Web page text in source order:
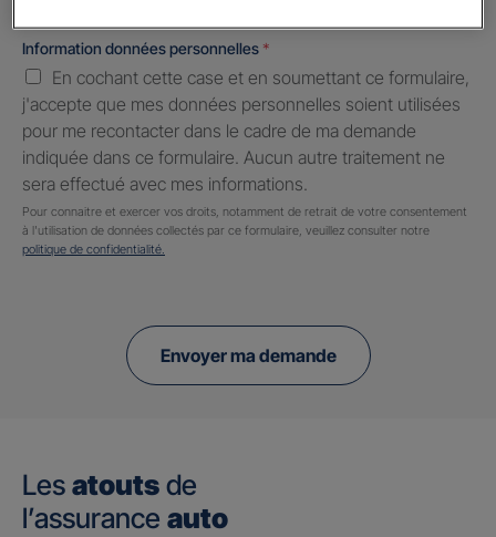
Information données personnelles *
En cochant cette case et en soumettant ce formulaire,
j'accepte que mes données personnelles soient utilisées
pour me recontacter dans le cadre de ma demande
indiquée dans ce formulaire. Aucun autre traitement ne
sera effectué avec mes informations.
Pour connaitre et exercer vos droits, notamment de retrait de votre consentement
à l'utilisation de données collectés par ce formulaire, veuillez consulter notre
politique de confidentialité.
Envoyer ma demande
Les atouts de
l’assurance auto